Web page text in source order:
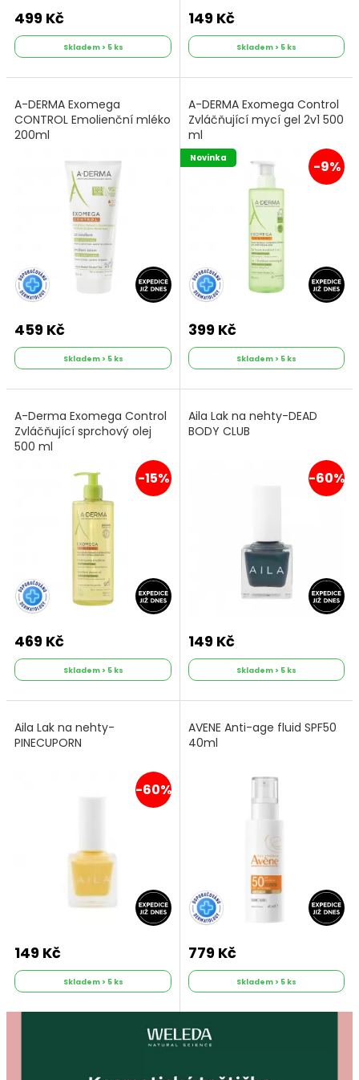
499 Kč
Skladem > 5 ks
149 Kč
Skladem > 5 ks
A-DERMA Exomega
CONTROL Emolienční mléko
200ml
459 Kč
Skladem > 5 ks
A-DERMA Exomega Control
Zvláčňující mycí gel 2v1 500
ml
-9%
Novinka
399 Kč
Skladem > 5 ks
A-Derma Exomega Control
Zvláčňující sprchový olej
500 ml
-15%
469 Kč
Skladem > 5 ks
Aila Lak na nehty-DEAD
BODY CLUB
-60%
149 Kč
Skladem > 5 ks
Aila Lak na nehty-
PINECUPORN
-60%
149 Kč
Skladem > 5 ks
AVENE Anti-age fluid SPF50
40ml
779 Kč
Skladem > 5 ks